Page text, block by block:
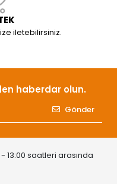
iletebilirsiniz.
haberdar olun.
Gönder
13:00 saatleri arasında